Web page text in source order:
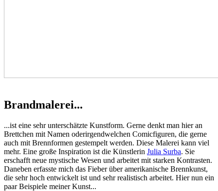
Brandmalerei...
...ist eine sehr unterschätzte Kunstform. Gerne denkt man hier an
Brettchen mit Namen oderirgendwelchen Comicfiguren, die gerne
auch mit Brennformen gestempelt werden. Diese Malerei kann viel
mehr. Eine große Inspiration ist die Künstlerin Julia Surba. Sie
erschafft neue mystische Wesen und arbeitet mit starken Kontrasten.
Daneben erfasste mich das Fieber über amerikanische Brennkunst,
die sehr hoch entwickelt ist und sehr realistisch arbeitet. Hier nun ein
paar Beispiele meiner Kunst...